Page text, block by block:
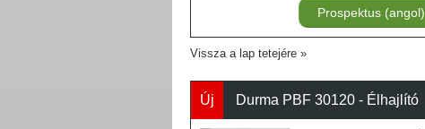
Prospektus (angol)
Vissza a lap tetejére
Új Durma PBF 30120 - Élhajlító